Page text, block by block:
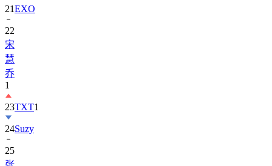
22
宋
慧
乔
1
23
24Suzy
25
张
元